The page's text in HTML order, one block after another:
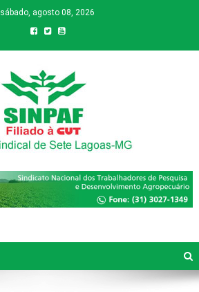
sábado, agosto 08, 2026